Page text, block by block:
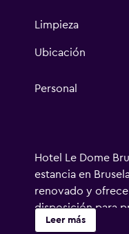
Limpieza
Ubicación
Personal
Hotel Le Dome
estancia en
renovado y ofrece
disposición para
consulta que
Leer más